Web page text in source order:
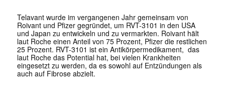
Telavant wurde im vergangenen Jahr gemeinsam von
Roivant und Pfizer gegründet, um RVT-3101 in den USA
und Japan zu entwickeln und zu vermarkten. Roivant hält
laut Roche einen Anteil von 75 Prozent, Pfizer die restlichen
25 Prozent. RVT-3101 ist ein Antikörpermedikament, das
laut Roche das Potential hat, bei vielen Krankheiten
eingesetzt zu werden, da es sowohl auf Entzündungen als
auch auf Fibrose abzielt.